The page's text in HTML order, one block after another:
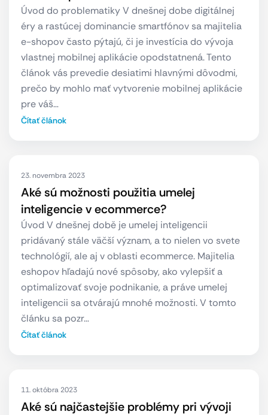
Úvod do problematiky V dnešnej dobe digitálnej
éry a rastúcej dominancie smartfónov sa majitelia
e-shopov často pýtajú, či je investícia do vývoja
vlastnej mobilnej aplikácie opodstatnená. Tento
článok vás prevedie desiatimi hlavnými dôvodmi,
prečo by mohlo mať vytvorenie mobilnej aplikácie
pre váš…
Čítať článok
23. novembra 2023
Aké sú možnosti použitia umelej
inteligencie v ecommerce?
Úvod V dnešnej době je umelej inteligencii
pridávaný stále väčší význam, a to nielen vo svete
technológií, ale aj v oblasti ecommerce. Majitelia
eshopov hľadajú nové spôsoby, ako vylepšiť a
optimalizovať svoje podnikanie, a práve umelej
inteligencii sa otvárajú mnohé možnosti. V tomto
článku sa pozr…
Čítať článok
11. októbra 2023
Aké sú najčastejšie problémy pri vývoji